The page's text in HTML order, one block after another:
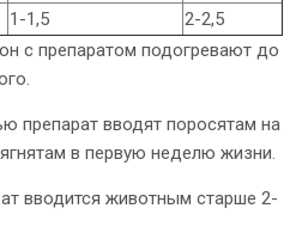
1-1,5
2-2,5
с препаратом подогревают до
препарат вводят поросятам на
в первую неделю жизни.
вводится животным старше 2-